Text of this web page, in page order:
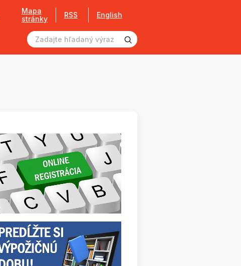
Mapa
stránky
RSS English